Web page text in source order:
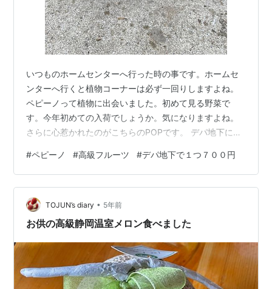
いつものホームセンターへ行った時の事です。ホームセ
ンターへ行くと植物コーナーは必ず一回りしますよね。
ペピーノって植物に出会いました。初めて見る野菜で
す。今年初めての入荷でしょうか。気になりますよね。
さらに心惹かれたのがこちらのPOPです。 デパ地下に行
が、気になったのは１粒７００円なんでしょうか。１パ
ックでしょうか。 ほんとかよ～と思いながらも、もちろ
ん買って帰ります。 育て方はトマトと一緒らしいです。
違うのは摘果が必要なことくらいでしょうか。 大き目プ
ランターで育てていきたいと思います。さて、無事に高
#ペピーノ #高級フルーツ #デパ地下で１つ７００円
TOJUN’s diary • 5年前
お供の高級静岡温室メロン食べました